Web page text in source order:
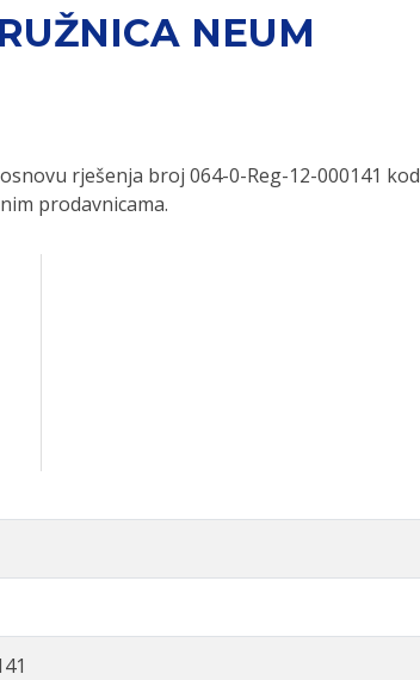
NEUM
rješenja broj 064-0-Reg-12-000141 kod
prodavnicama.